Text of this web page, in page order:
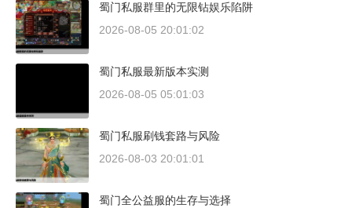
蜀门私服群里的无限钻娱乐陷阱
2026-08-05 20:01:02
蜀门私服最新版本实测
2026-08-05 05:01:03
蜀门私服刷钱套路与风险
2026-08-03 20:01:01
蜀门全公益服的生存与选择